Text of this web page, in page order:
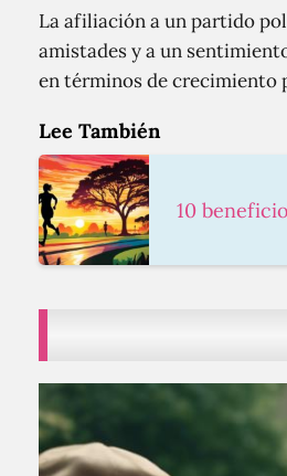
La afiliación a un partido
amistades y a un
en términos de crecimiento
Lee También
10